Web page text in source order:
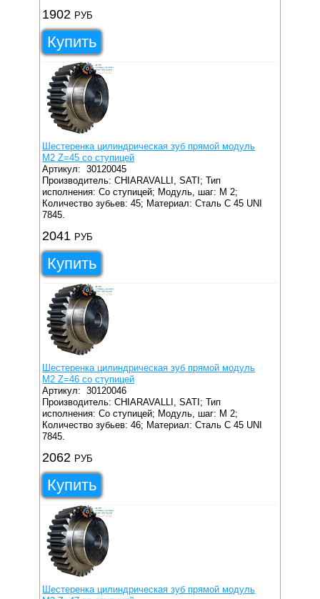
1902 РУБ
Купить
Шестеренка цилиндрическая зуб прямой модуль
M2 Z=45 со ступицей
Артикул:30120045
Производитель: CHIARAVALLI, SATI; Тип
исполнения: Со ступицей; Модуль, шаг: M 2;
Количество зубьев: 45; Материал: Сталь C 45 UNI
7845.
2041 РУБ
Купить
Шестеренка цилиндрическая зуб прямой модуль
M2 Z=46 со ступицей
Артикул:30120046
Производитель: CHIARAVALLI, SATI; Тип
исполнения: Со ступицей; Модуль, шаг: M 2;
Количество зубьев: 46; Материал: Сталь C 45 UNI
7845.
2062 РУБ
Купить
Шестеренка цилиндрическая зуб прямой модуль